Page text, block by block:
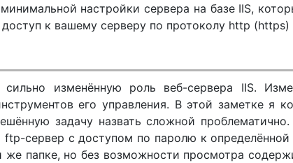
настройки сервера на базе IIS,
к вашему серверу по протоколу http
изменённую роль веб-сервера IIS.
его управления. В этой заметке я
задачу назвать сложной
ftp-сервер с доступом по паролю к определённой
папке, но без возможности просмотра